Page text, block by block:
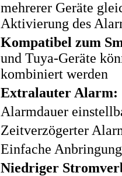
mehrerer Geräte
Aktivierung des
Kompatibel zum
und Tuya-Geräte
kombiniert werden
Extralauter Alarm:
Alarmdauer
Zeitverzögerter
Einfache
Niedriger